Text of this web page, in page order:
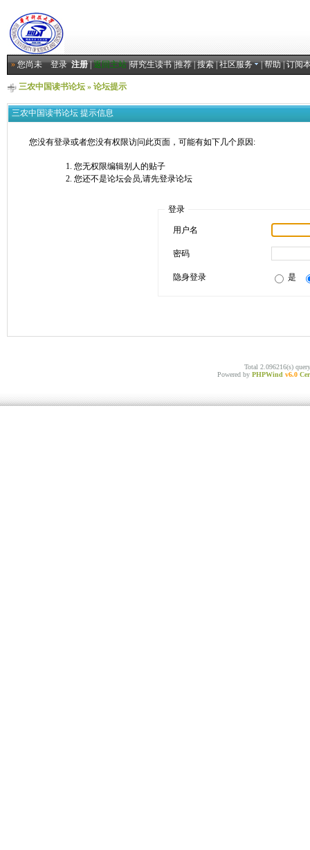
»您尚未登录 注册|返回主站|研究生读书|推荐|搜索|社区服务 |帮助|订阅
三农中国读书论坛» 论坛提示
三农中国读书论坛 提示信息
您没有登录或者您没有权限访问此页面，可能有如下几个原因:
您无权限编辑别人的贴子
您还不是论坛会员,请先登录论坛
登录
用户名
密码
隐身登录 是
Total 2.096216(s)
Powered by PHPWind v6.0